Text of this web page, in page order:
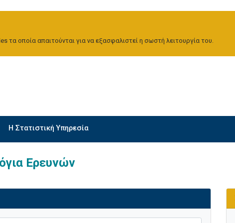
οποία απαιτούνται για να εξασφαλιστεί η σωστή λειτουργία του.
H Στατιστική Υπηρεσία
Ερευνών